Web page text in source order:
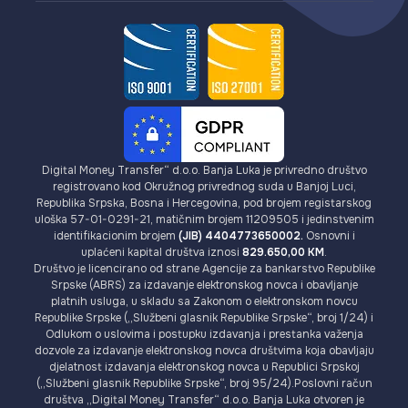
Digital Money Transfer“ d.o.o. Banja Luka je privredno društvo
registrovano kod Okružnog privrednog suda u Banjoj Luci,
Republika Srpska, Bosna i Hercegovina, pod brojem registarskog
uloška 57-01-0291-21, matičnim brojem 11209505 i jedinstvenim
identifikacionim brojem (JIB) 4404773650002. Osnovni i
uplaćeni kapital društva iznosi 829.650,00 KM.
Društvo je licencirano od strane Agencije za bankarstvo Republike
Srpske (ABRS) za izdavanje elektronskog novca i obavljanje
platnih usluga, u skladu sa Zakonom o elektronskom novcu
Republike Srpske („Službeni glasnik Republike Srpske“, broj 1/24) i
Odlukom o uslovima i postupku izdavanja i prestanka važenja
dozvole za izdavanje elektronskog novca društvima koja obavljaju
djelatnost izdavanja elektronskog novca u Republici Srpskoj
(„Službeni glasnik Republike Srpske“, broj 95/24).Poslovni račun
društva „Digital Money Transfer“ d.o.o. Banja Luka otvoren je